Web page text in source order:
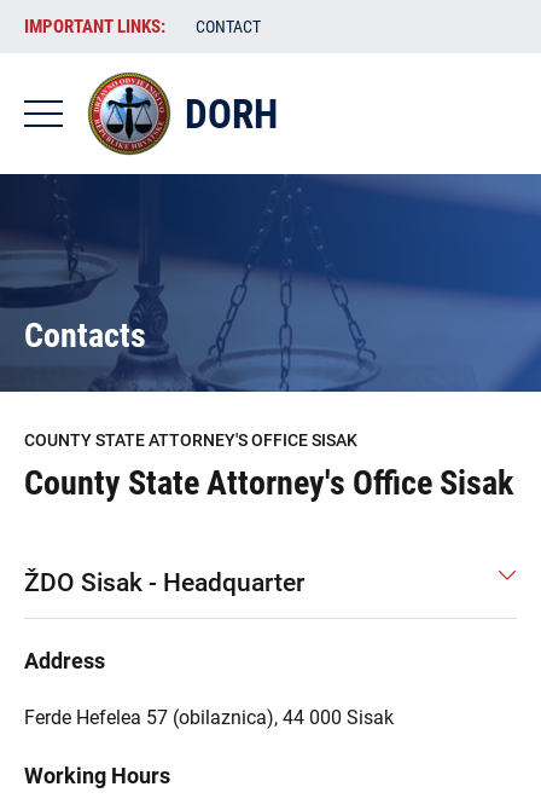
Skip
content
VAŽNE
POVEZNICE
-
DORH
EN
IMPORTANT LINKS: CONTACT
DORH
Contacts
COUNTY STATE ATTORNEY'S OFFICE SISAK
County State Attorney's Office Sisak
ŽDO Sisak - Headquarter
Address
Ferde Hefelea 57 (obilaznica), 44 000 Sisak
Working Hours